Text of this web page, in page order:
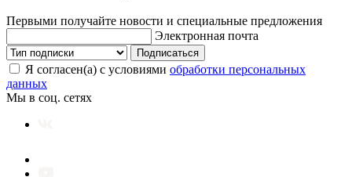
Первыми получайте новости и специальные предложения
Электронная почта
Подписаться
Я согласен(а) с условиями обработки персональных
данных
Мы в соц. сетях